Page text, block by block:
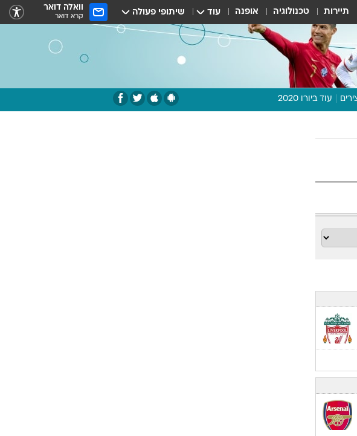
תיירות טכנולוגיה אופנה עוד שיתופי פעולה וואלה דואר
קרא דואר
עוד ביורו 2020
תכנית היורו